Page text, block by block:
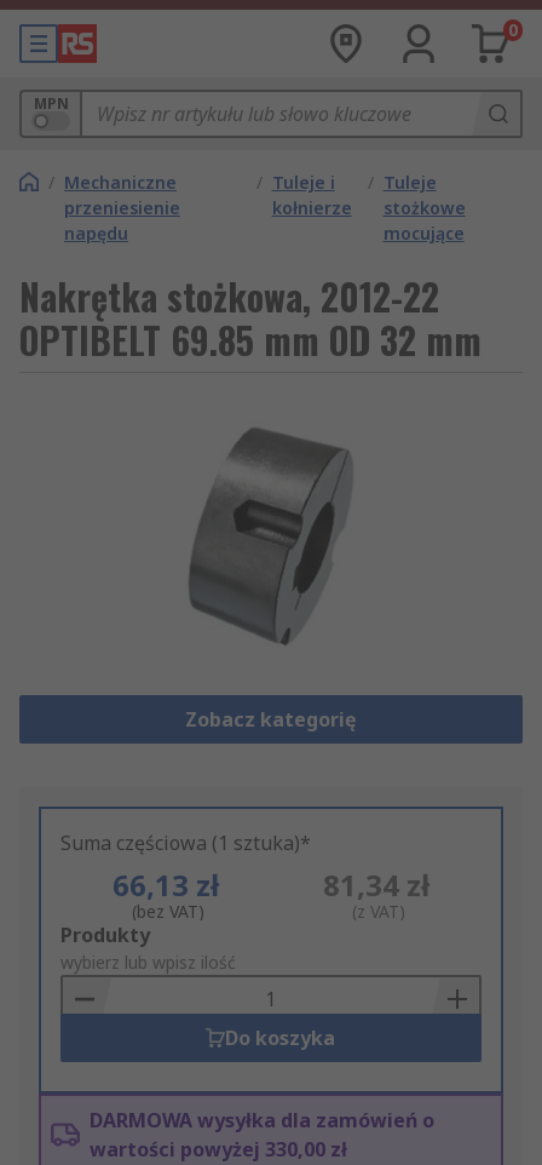
0
MPN
/ Mechaniczne
przeniesienie
napędu
/ Tuleje i
kołnierze
/ Tuleje
stożkowe
mocujące
Nakrętka stożkowa, 2012-22
OPTIBELT 69.85 mm OD 32 mm
Zobacz kategorię
Suma częściowa (1 sztuka)*
66,13 zł
(bez VAT)
81,34 zł
(z VAT)
Add
to
Basket
Produkty
wybierz lub wpisz ilość
Do koszyka
DARMOWA wysyłka dla zamówień o
wartości powyżej 330,00 zł